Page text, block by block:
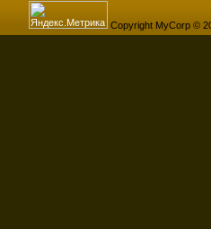
Copyright MyCorp ©